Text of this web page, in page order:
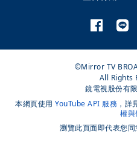
©Mirror TV
All Rights
鏡電視股份有
本網頁使用 YouTube API 服務 ，詳
權與
瀏覽此頁面即代表您